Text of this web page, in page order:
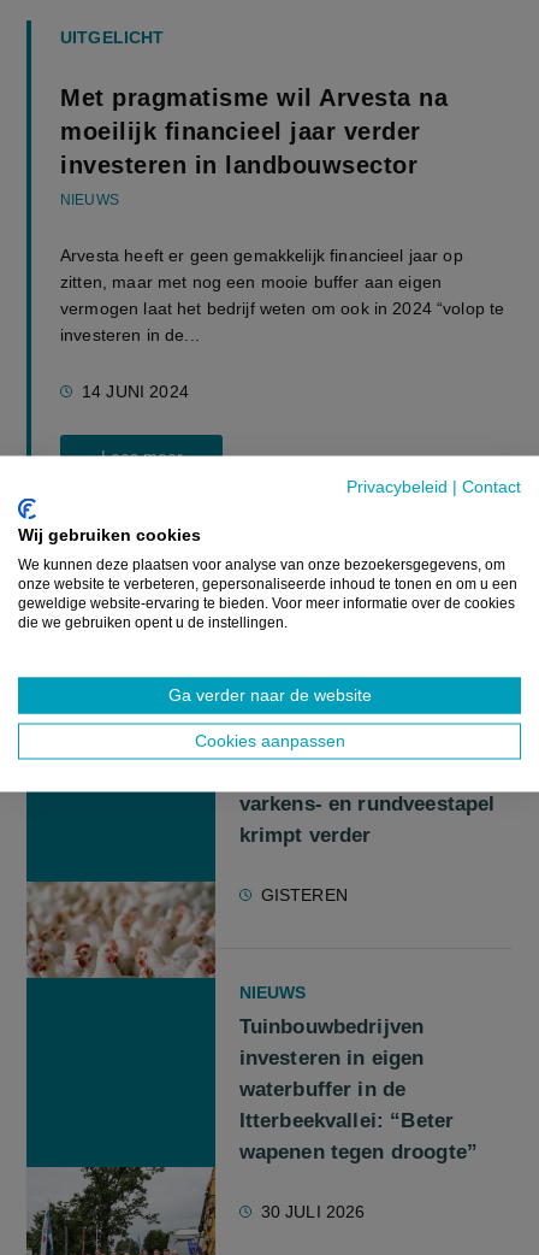
Privacybeleid | Contact
Wij gebruiken cookies
We kunnen deze plaatsen voor analyse van onze bezoekersgegevens, om
onze website te verbeteren, gepersonaliseerde inhoud te tonen en om u een
geweldige website-ervaring te bieden. Voor meer informatie over de cookies
die we gebruiken opent u de instellingen.
Ga verder naar de website
Cookies aanpassen
UITGELICHT
Met pragmatisme wil Arvesta na
moeilijk financieel jaar verder
investeren in landbouwsector
NIEUWS
Arvesta heeft er geen gemakkelijk financieel jaar op
zitten, maar met nog een mooie buffer aan eigen
vermogen laat het bedrijf weten om ook in 2024 “volop te
investeren in de...
14 JUNI 2024
Lees meer
NIEUWS
Vlaamse pluimveestapel
varkens- en rundveestapel
krimpt verder
GISTEREN
NIEUWS
Tuinbouwbedrijven
investeren in eigen
waterbuffer in de
Itterbeekvallei: “Beter
wapenen tegen droogte”
30 JULI 2026